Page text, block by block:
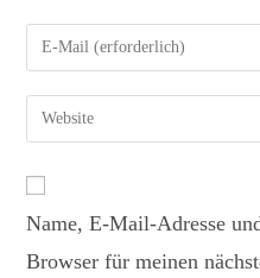
Name, E-Mail-Adresse
Browser für meinen